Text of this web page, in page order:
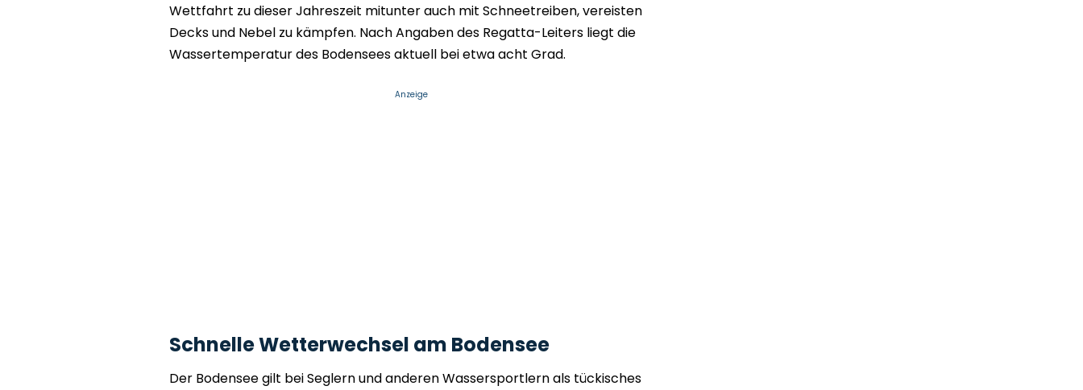
Wettfahrt zu dieser Jahreszeit mitunter auch mit Schneetreiben, vereisten
Decks und Nebel zu kämpfen. Nach Angaben des Regatta-Leiters liegt die
Wassertemperatur des Bodensees aktuell bei etwa acht Grad.
Anzeige
Schnelle Wetterwechsel am Bodensee
Der Bodensee gilt bei Seglern und anderen Wassersportlern als tückisches